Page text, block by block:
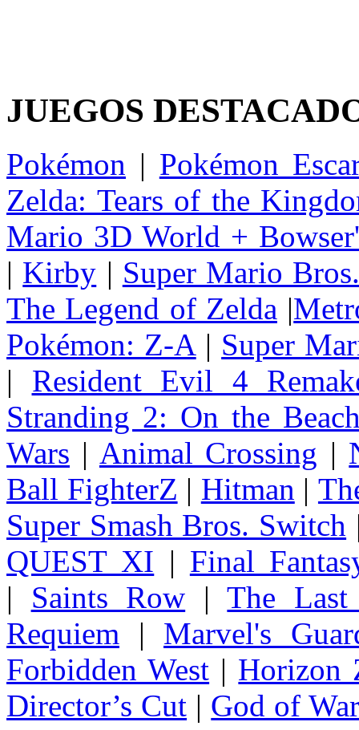
JUEGOS
Pokémon | Pokémon
Zelda: Tears of the
Mario 3D World +
| Kirby | Super Mario
The Legend of Zelda |
Pokémon: Z-A | Super
| Resident Evil 4
Stranding 2: On the
Wars | Animal Crossing |
Ball FighterZ | Hitman |
Super Smash Bros. Switch
QUEST XI | Final
| Saints Row |The
Requiem | Marvel's
Forbidden West | Horizon
Director’s Cut | God of